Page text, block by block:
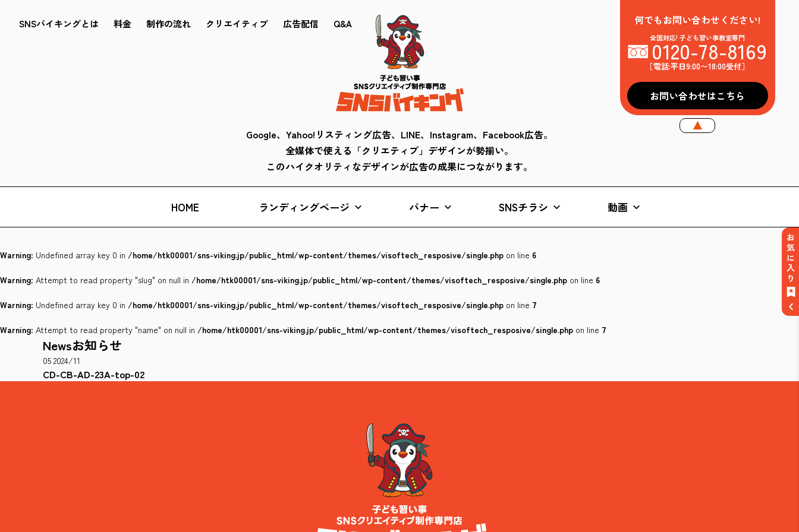
Google、Yahoo!リスティング広告、LINE、Instagram、Facebook広告。
全媒体で使える「クリエティブ」デザインが勢揃い。
このハイクオリティなデザインが広告の成果につながります。
SNSバイキングとは 料金 制作の流れ クリエイティブ 広告配信 Q&A 何でもお問い合わせください!
全国対応! 子ども習い事教室専門
0120-78-8169
［電話:平日9:00〜18:00受付］
お問い合わせはこちら
HOME ランディングページ バナー SNSチラシ 動画
Warning: Undefined array key 0 in /home/htk00001/sns-viking.jp/public_html/wp-content/themes/visoftech_resposive/single.php on line 6
Warning: Attempt to read property "slug" on null in /home/htk00001/sns-viking.jp/public_html/wp-content/themes/visoftech_resposive/single.php on line 6
Warning: Undefined array key 0 in /home/htk00001/sns-viking.jp/public_html/wp-content/themes/visoftech_resposive/single.php on line 7
Warning: Attempt to read property "name" on null in /home/htk00001/sns-viking.jp/public_html/wp-content/themes/visoftech_resposive/single.php on line 7
Newsお知らせ
05 2024/11
CD-CB-AD-23A-top-02
お気に入り